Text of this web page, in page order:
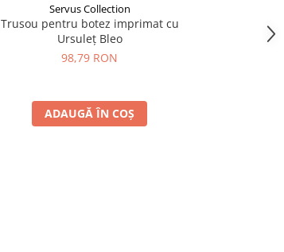
Servus Collection
Trusou pentru botez imprimat cu
Ursuleț Bleo
98,79 RON
ADAUGĂ ÎN COȘ
Trusou